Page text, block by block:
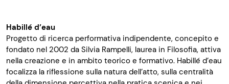
Habillé d’eau
Progetto di ricerca performativa indipendente, concepito e
fondato nel 2002 da Silvia Rampelli, laurea in Filosofia, attiva
nella creazione e in ambito teorico e formativo. Habillé d’eau
focalizza la riflessione sulla natura dell’atto, sulla centralità